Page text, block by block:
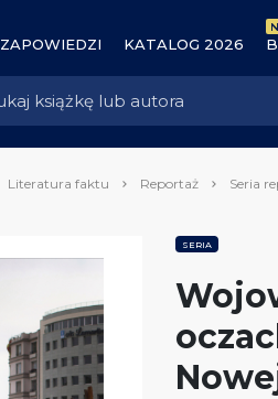
ZAPOWIEDZI KATALOG 2026
Literatura faktu Reportaż Seria
SERIA